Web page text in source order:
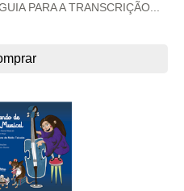
PARA A TRANSCRIÇÃO...